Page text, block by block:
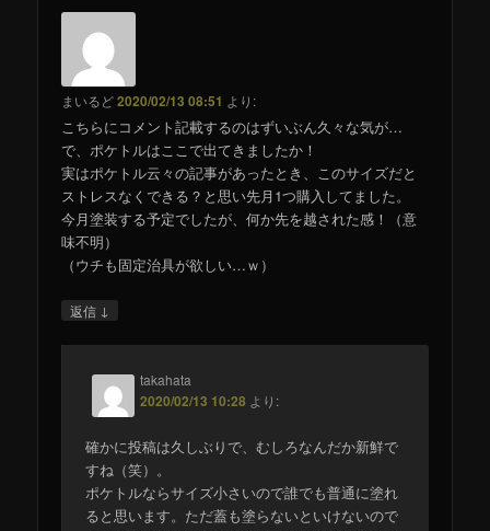
まいるど2020/02/13 08:51 より:
こちらにコメント記載するのはずいぶん久々な気が…
で、ポケトルはここで出てきましたか！
実はポケトル云々の記事があったとき、このサイズだと
ストレスなくできる？と思い先月1つ購入してました。
今月塗装する予定でしたが、何か先を越された感！（意
味不明）
（ウチも固定治具が欲しい…ｗ）
返信 ↓
takahata
2020/02/13 10:28 より:
確かに投稿は久しぶりで、むしろなんだか新鮮で
すね（笑）。
ポケトルならサイズ小さいので誰でも普通に塗れ
ると思います。ただ蓋も塗らないといけないので